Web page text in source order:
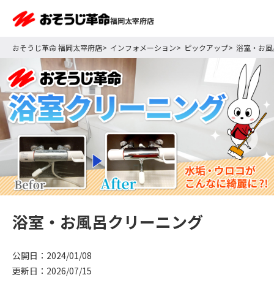
福岡太宰府店
おそうじ革命 福岡太宰府店 インフォメーション ピックアップ 浴室・お
浴室・お風呂クリーニング
公開日：2024/01/08
更新日：2026/07/15